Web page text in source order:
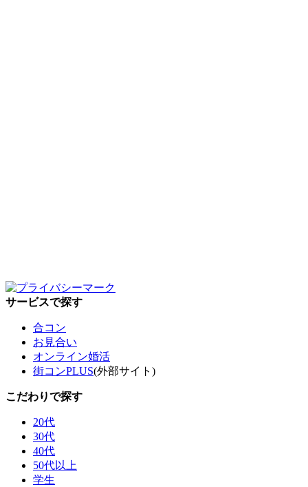
サービスで探す
合コン
お見合い
オンライン婚活
街コンPLUS(外部サイト)
こだわりで探す
20代
30代
40代
50代以上
学生